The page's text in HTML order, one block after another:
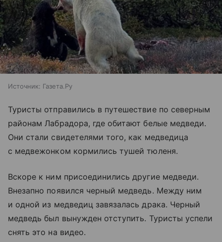
Источник: Газета.Ру
Туристы отправились в путешествие по северным
районам Лабрадора, где обитают белые медведи.
Они стали свидетелями того, как медведица
с медвежонком кормились тушей тюленя.
Вскоре к ним присоединились другие медведи.
Внезапно появился черный медведь. Между ним
и одной из медведиц завязалась драка. Черный
медведь был вынужден отступить. Туристы успели
снять это на видео.